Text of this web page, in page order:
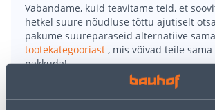
Vabandame, kuid teavitame teid, et
hetkel suure nõudluse tõttu ajutiselt
pakume suurepäraseid alternatiive
tootekategooriast , mis võivad teile
pakkuda!
Teie ostlemisrõõm ei pea aga siin
uurimistööd saate jätkata, naastes
kasutades meie võimsat